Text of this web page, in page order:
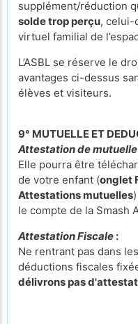
supplément/réduction
solde trop perçu, celui-
virtuel familial de
L’ASBL se réserve le
avantages ci-dessus
élèves et visiteurs.
9° MUTUELLE ET
Attestation de mutuelle
Elle pourra être
de votre enfant (onglet
Attestations mutuelles
le compte de la Smash
Attestation Fiscale :
Ne rentrant pas dans
déductions fiscales
délivrons pas